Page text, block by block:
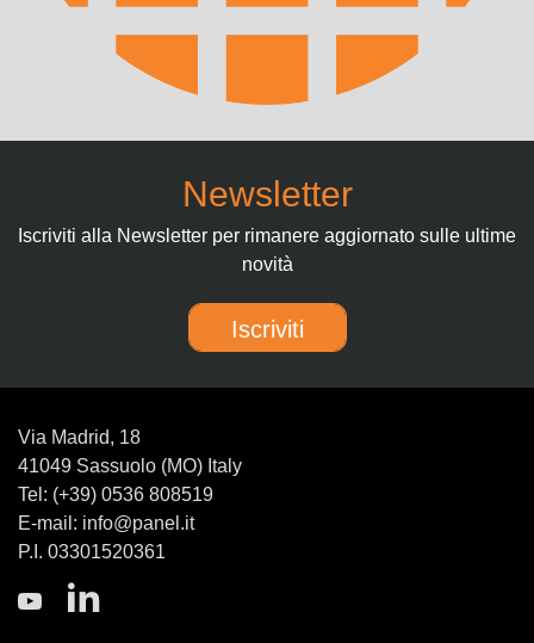
Newsletter
Iscriviti alla Newsletter per rimanere aggiornato sulle ultime
novità
Iscriviti
Via Madrid, 18
41049 Sassuolo (MO) Italy
Tel: (+39) 0536 808519
E-mail: info@panel.it
P.I. 03301520361